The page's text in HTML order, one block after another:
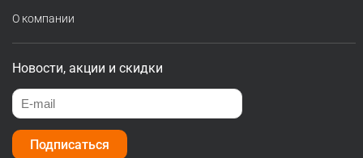
О компании
Новости, акции и скидки
Подписаться